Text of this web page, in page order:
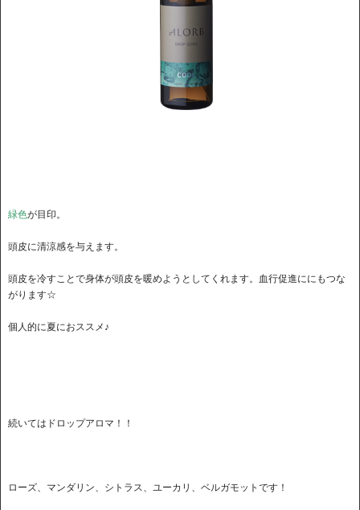
緑色が目印。
頭皮に清涼感を与えます。
頭皮を冷すことで身体が頭皮を暖めようとしてくれます。血行促進ににもつな
がります☆
個人的に夏におススメ♪
続いてはドロップアロマ！！
ローズ、マンダリン、シトラス、ユーカリ、ベルガモットです！